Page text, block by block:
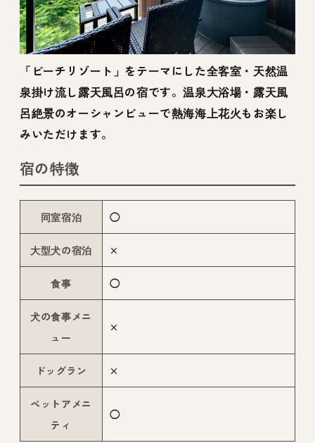
「ビーチリゾート」をテーマにした全客室・天然温
泉掛け流し露天風呂の宿です。温泉大浴場・露天風
呂絶景のオーシャンビューで熱海海上花火もお楽し
みいただけます。
宿の特徴
同室宿泊 ◯
大型犬の宿泊 ×
食事 ◯
犬の食事メニ
ュー
×
ドッグラン ×
ペットアメニ
ティ
◯